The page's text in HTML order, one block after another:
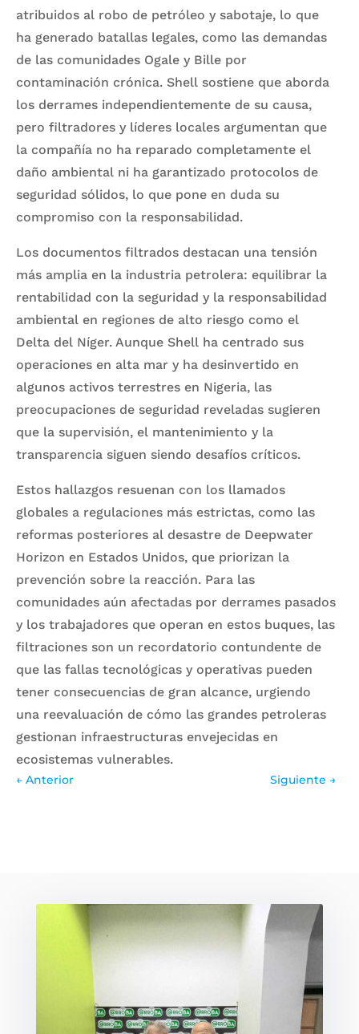
atribuidos al robo de petróleo y sabotaje, lo que
ha generado batallas legales, como las demandas
de las comunidades Ogale y Bille por
contaminación crónica. Shell sostiene que aborda
los derrames independientemente de su causa,
pero filtradores y líderes locales argumentan que
la compañía no ha reparado completamente el
daño ambiental ni ha garantizado protocolos de
seguridad sólidos, lo que pone en duda su
compromiso con la responsabilidad.
Los documentos filtrados destacan una tensión
más amplia en la industria petrolera: equilibrar la
rentabilidad con la seguridad y la responsabilidad
ambiental en regiones de alto riesgo como el
Delta del Níger. Aunque Shell ha centrado sus
operaciones en alta mar y ha desinvertido en
algunos activos terrestres en Nigeria, las
preocupaciones de seguridad reveladas sugieren
que la supervisión, el mantenimiento y la
transparencia siguen siendo desafíos críticos.
Estos hallazgos resuenan con los llamados
globales a regulaciones más estrictas, como las
reformas posteriores al desastre de Deepwater
Horizon en Estados Unidos, que priorizan la
prevención sobre la reacción. Para las
comunidades aún afectadas por derrames pasados
y los trabajadores que operan en estos buques, las
filtraciones son un recordatorio contundente de
que las fallas tecnológicas y operativas pueden
tener consecuencias de gran alcance, urgiendo
una reevaluación de cómo las grandes petroleras
gestionan infraestructuras envejecidas en
ecosistemas vulnerables.
← Anterior Siguiente →